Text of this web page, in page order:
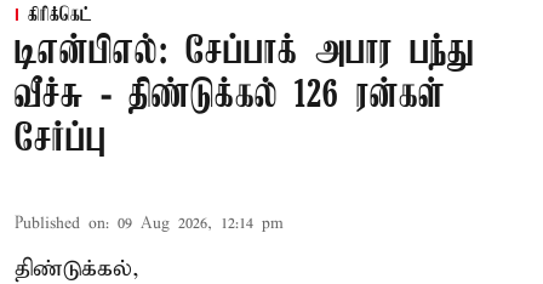
கிரிக்கெட்
டிஎன்பிஎல்: சேப்பாக் அபார பந்து
வீச்சு - திண்டுக்கல் 126 ரன்கள்
சேர்ப்பு
Published on: 09 Aug 2026, 12:14 pm
திண்டுக்கல்,